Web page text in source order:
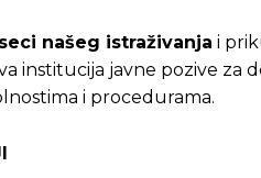
našeg istraživanja i
institucija javne pozive za
i procedurama.